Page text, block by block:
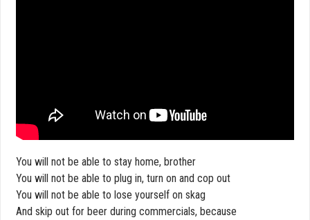
You will not be able to stay home, brother
You will not be able to plug in, turn on and cop out
You will not be able to lose yourself on skag
And skip out for beer during commercials, because